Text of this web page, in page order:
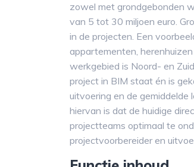
zowel met grondgebonden
van 5 tot 30 miljoen euro.
in de projecten. Een
appartementen,
werkgebied is Noord- en
project in BIM staat én is
uitvoering en de
hiervan is dat de huidige
projectteams optimaal te
projectvoorbereider en